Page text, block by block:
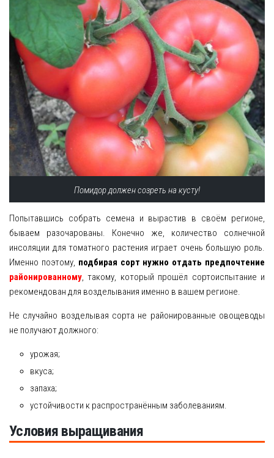
Помидор должен созреть на кусту!
Попытавшись собрать семена и вырастив в своём регионе,
бываем разочарованы. Конечно же, количество солнечной
инсоляции для томатного растения играет очень большую роль.
Именно поэтому, подбирая сорт нужно отдать предпочтение
районированному, такому, который прошёл сортоиспытание и
рекомендован для возделывания именно в вашем регионе.
Не случайно возделывая сорта не районированные овощеводы
не получают должного:
урожая;
вкуса;
запаха;
устойчивости к распространённым заболеваниям.
Условия выращивания